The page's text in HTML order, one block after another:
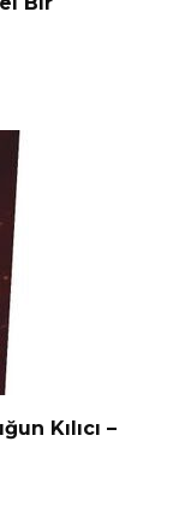
Kılıcı –